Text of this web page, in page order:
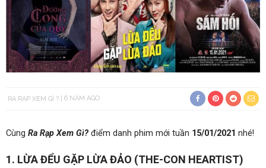
RA RẠP XEM GÌ ? 6 NĂM AGO
Cùng Ra Rạp Xem Gì? điểm danh phim mới tuần 15/01/2021 nhé!
1. LỪA ĐỂU GẶP LỪA ĐẢO (THE-CON HEARTIST)